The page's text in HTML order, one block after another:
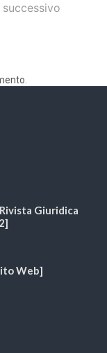
Giuridica
Web]